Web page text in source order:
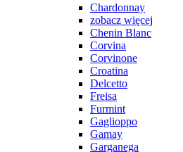
Chardonnay
zobacz więcej
Chenin Blanc
Corvina
Corvinone
Croatina
Delcetto
Freisa
Furmint
Gaglioppo
Gamay
Garganega